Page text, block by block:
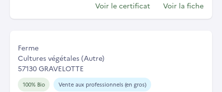
Voir le certificat Voir la fiche
Ferme
Cultures végétales (Autre)
57130 GRAVELOTTE
100% Bio Vente aux professionnels (en gros)